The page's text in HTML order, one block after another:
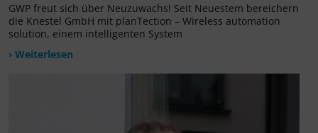
GWP freut sich über Neuzuwachs! Seit Neuestem bereichern
die Knestel GmbH mit planTection – Wireless automation
solution, einem intelligenten System
› Weiterlesen